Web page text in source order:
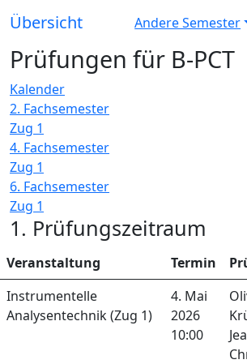
Übersicht Andere Semester
Prüfungen für B-PCT
Kalender
2. Fachsemester
Zug 1
4. Fachsemester
Zug 1
6. Fachsemester
Zug 1
1. Prüfungszeitraum
Veranstaltung Termin
Instrumentelle
Analysentechnik (Zug 1)
4. Mai
2026
10:00